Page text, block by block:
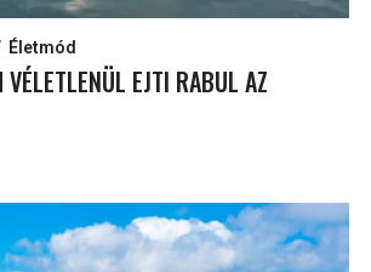
Életmód
VÉLETLENÜL EJTI RABUL AZ